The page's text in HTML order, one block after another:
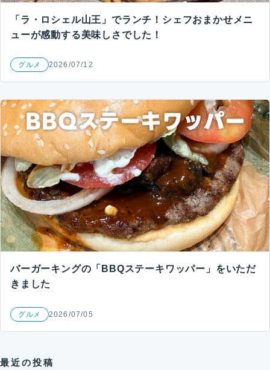
「ラ・ロシェル山王」でランチ！シェフおまかせメニ
ューが感動する美味しさでした！
グルメ 2026/07/12
バーガーキングの「BBQステーキワッパー」をいただ
きました
グルメ 2026/07/05
最近の投稿